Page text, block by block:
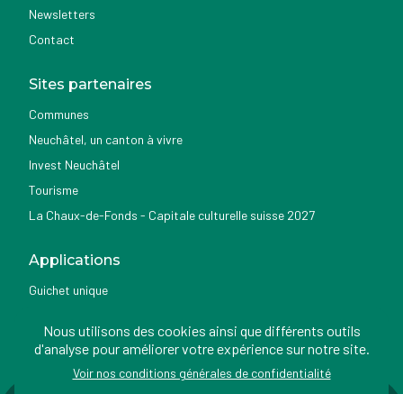
Newsletters
Contact
Sites partenaires
Communes
Neuchâtel, un canton à vivre
Invest Neuchâtel
Tourisme
La Chaux-de-Fonds - Capitale culturelle suisse 2027
Applications
Guichet unique
Nemo news
Nous utilisons des cookies ainsi que différents outils
d'analyse pour améliorer votre expérience sur notre site.
Voir nos conditions générales de confidentialité